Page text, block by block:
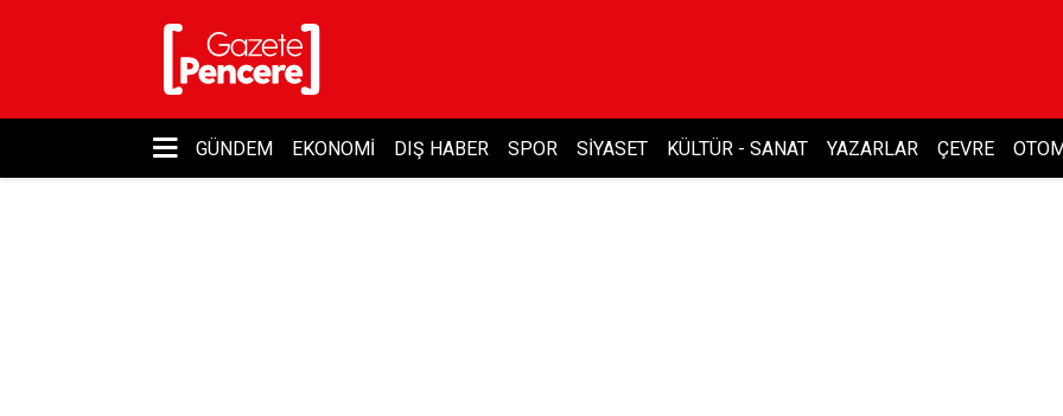
GÜNDEM EKONOMI DIŞ HABER SPOR SIYASET KÜLTÜR - SANAT YAZARLAR ÇEVRE